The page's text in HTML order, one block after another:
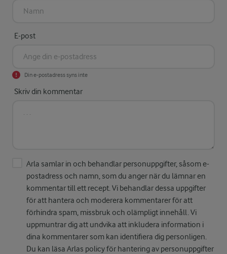
E-post
Din e-postadress syns inte
Skriv din kommentar
Arla samlar in och behandlar personuppgifter, såsom e-
postadress och namn, som du anger när du lämnar en
kommentar till ett recept. Vi behandlar dessa uppgifter
för att hantera och moderera kommentarer för att
förhindra spam, missbruk och olämpligt innehåll. Vi
uppmuntrar dig att undvika att inkludera information i
dina kommentarer som kan identifiera dig personligen.
Du kan läsa Arlas policy för hantering av personuppgifter